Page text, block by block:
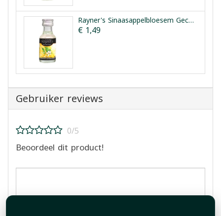
Rayner's Sinaasappelbloesem Geconcentreerde Smaakessentie 28ml
€ 1,49
Gebruiker reviews
0/5
Beoordeel dit product!